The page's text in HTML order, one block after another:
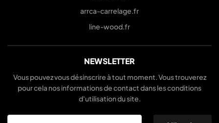
arrca-carrelage.fr
line-wood.fr
NEWSLETTER
Vous pouvez vous désinscrire à tout moment. Vous trouverez
pour cela nos informations de contact dans les conditions
d'utilisation du site.